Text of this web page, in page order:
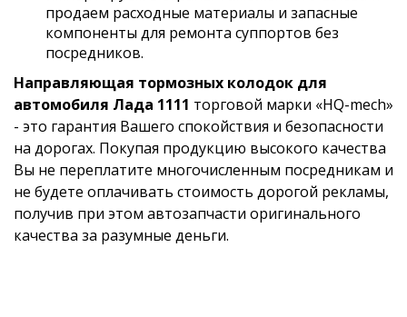
продаем расходные материалы и запасные
компоненты для ремонта суппортов без
посредников.
Направляющая тормозных колодок для
автомобиля Лада 1111 торговой марки «HQ-mech»
- это гарантия Вашего спокойствия и безопасности
на дорогах. Покупая продукцию высокого качества
Вы не переплатите многочисленным посредникам и
не будете оплачивать стоимость дорогой рекламы,
получив при этом автозапчасти оригинального
качества за разумные деньги.